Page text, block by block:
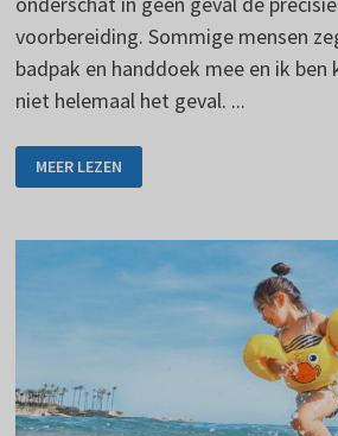
voorbereiding. Sommige mensen
badpak en handdoek mee en ik ben
niet helemaal het geval. ...
VAN
A
MEER LEZEN